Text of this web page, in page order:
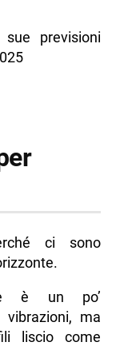
previsioni
ci sono
è un po’
ma
liscio come